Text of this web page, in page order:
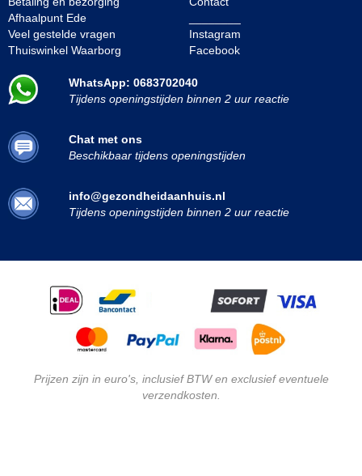
Afhaalpunt Ede
Veel gestelde vragen
Thuiswinkel Waarborg
Instagram
Facebook
WhatsApp: 0683702040
Tijdens openingstijden binnen 2 uur reactie
Chat met ons
Beschikbaar tijdens openingstijden
info@gezondheidaanhuis.nl
Tijdens openingstijden binnen 2 uur reactie
Prijzen zijn in euro's, inclusief BTW en exclusief eventuele
verzendkosten.